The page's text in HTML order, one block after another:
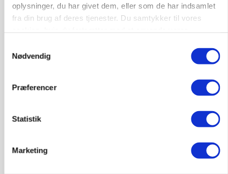
oplysninger, du har givet dem, eller som de har indsamlet
fra din brug af deres tjenester. Du samtykker til vores
Nødvendig
Præferencer
Statistik
Marketing
MASKINER
Forserie til selvkørende skårlægger afprøves i år